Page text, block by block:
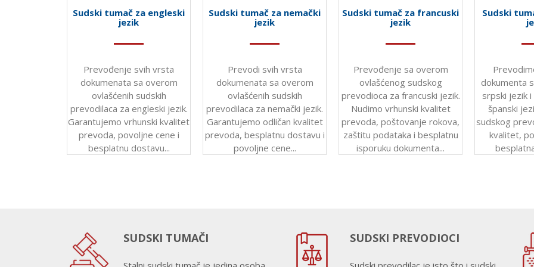
Sudski tumač za engleski
jezik
Prevođenje svih vrsta
dokumenata sa overom
ovlašćenih sudskih
prevodilaca za engleski jezik.
Garantujemo vrhunski kvalitet
prevoda, povoljne cene i
besplatnu dostavu...
Sudski tumač za nemački
jezik
Prevodi svih vrsta
dokumenata sa overom
ovlašćenih sudskih
prevodilaca za nemački jezik.
Garantujemo odličan kvalitet
prevoda, besplatnu dostavu i
povoljne cene...
Sudski tumač za francuski
jezik
Prevođenje sa overom
ovlašćenog sudskog
prevodioca za francuski jezik.
Nudimo vrhunski kvalitet
prevoda, poštovanje rokova,
zaštitu podataka i besplatnu
isporuku dokumenta...
Sudski
dokumenta
srpski jezik
španski
sudskog
kvalitet,
SUDSKI TUMAČI SUDSKI PREVODIOCI